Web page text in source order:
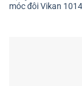
móc đôi Vikan